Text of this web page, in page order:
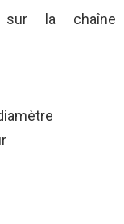
sur la chaîne